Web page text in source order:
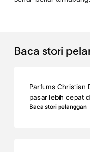
Baca stori
Parfums Christian
pasar lebih cepat
Baca stori pelanggan